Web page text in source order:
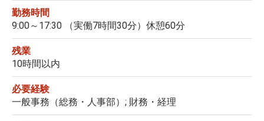
勤務時間
9:00～17:30 （実働7時間30分）休憩60分
残業
10時間以内
必要経験
一般事務（総務・人事部）; 財務・経理